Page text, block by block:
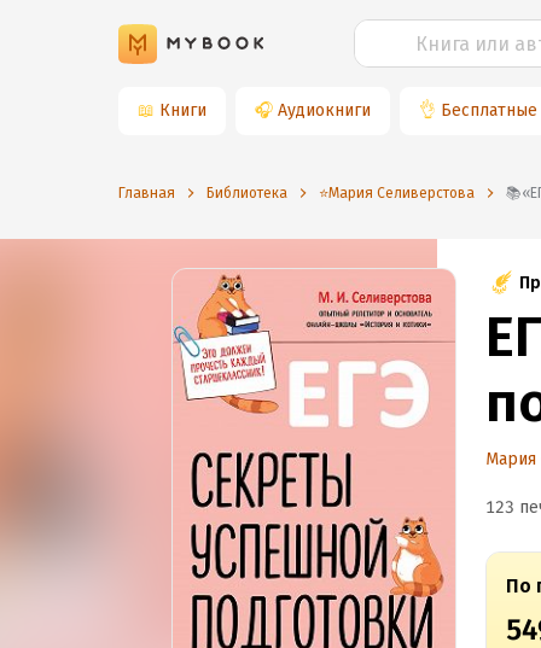
📖 Книги 🎧 Аудиокниги 👌 Бесплатные
Главная Библиотека ⭐️Мария Селиверстова
Мария
123
По